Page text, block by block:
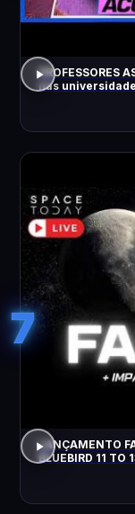
PROFESSORES
nas
7
LANÇAMENTO FALCON 9 + IMPACTO
BLUEBIRD 11 TO